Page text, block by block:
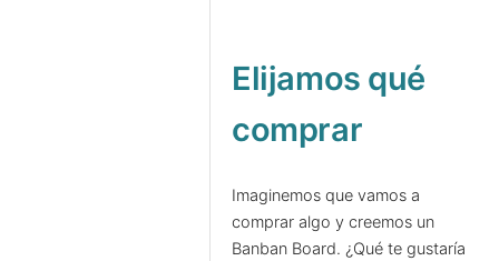
Elijamos qué
comprar
Imaginemos que vamos a
comprar algo y creemos un
Banban Board. ¿Qué te gustaría